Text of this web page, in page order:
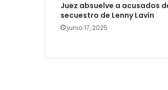
Juez absuelve a acusados
secuestro de Lenny Lavín
junio 17, 2025